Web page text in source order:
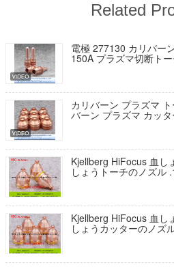
Related
電極 277130 カリバー
150A プラズマ切断ト
カリバーン プラズマ
バーン プラズマ カッ
Kjellberg HiFocus 血し
しょうトーチのノズル
Kjellberg HiFocus 血し
しょうカッターのノズ